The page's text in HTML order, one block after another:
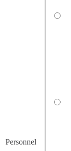
Personnel